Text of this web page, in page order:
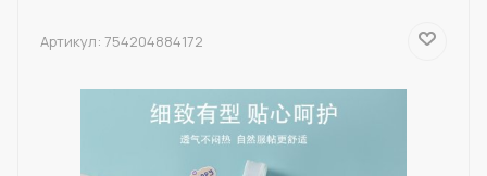
Артикул: 754204884172